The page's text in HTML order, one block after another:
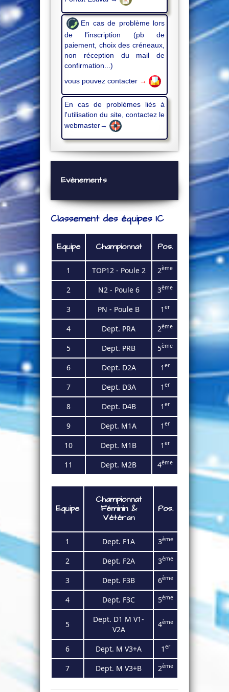
En cas de problème lors
de l'inscription (pb de
paiement, choix des créneaux,
non réception du mail de
confirmation...)
vous pouvez contacter →
En cas de problèmes liés à
l'utilisation du site, contactez le
webmaster→
Evènements
Classement des équipes IC
Equipe Championnat Pos.
1 TOP12 - Poule 2 2ème
2 N2 - Poule 6 3ème
3 PN - Poule B 1 er
4 Dept. PRA 2ème
5 Dept. PRB 5ème
6 Dept. D2A 1 er
7 Dept. D3A 1 er
8 Dept. D4B 1 er
9 Dept. M1A 1 er
10 Dept. M1B 1 er
11 Dept. M2B 4ème
Equipe
Championnat
Féminin&
Vétéran
Pos.
1 Dept. F1A 3ème
2 Dept. F2A 3ème
3 Dept. F3B 6ème
4 Dept. F3C 5ème
5
Dept. D1 M V1-
V2A
4ème
6 Dept. M V3+A 1 er
7 Dept. M V3+B 2ème